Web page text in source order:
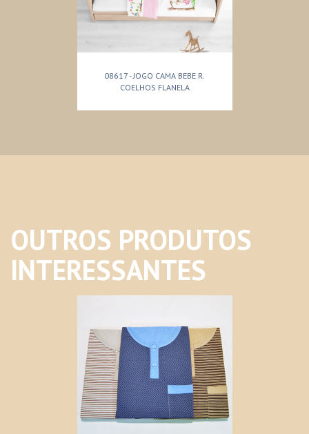
08617 - JOGO CAMA BEBE R.
COELHOS FLANELA
OUTROS PRODUTOS
INTERESSANTES